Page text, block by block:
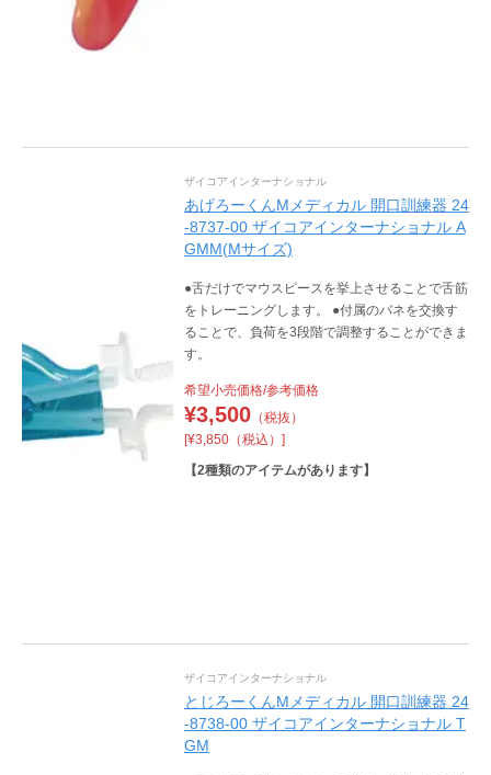
ザイコアインターナショナル
あげろーくんМメディカル 開口訓練器 24
-8737-00 ザイコアインターナショナル A
GMM(Mサイズ)
●舌だけでマウスピースを挙上させることで舌筋
をトレーニングします。 ●付属のバネを交換す
ることで、負荷を3段階で調整することができま
す。
希望小売価格/参考価格
¥3,500（税抜）
[¥3,850（税込）]
【2種類のアイテムがあります】
ザイコアインターナショナル
とじろーくんМメディカル 開口訓練器 24
-8738-00 ザイコアインターナショナル T
GM